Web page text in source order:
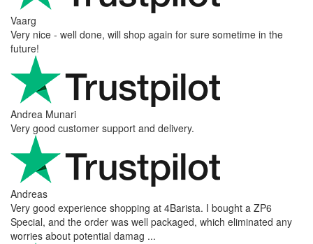
Vaarg
Very nice - well done, will shop again for sure sometime in the
future!
Andrea Munari
Very good customer support and delivery.
Andreas
Very good experience shopping at 4Barista. I bought a ZP6
Special, and the order was well packaged, which eliminated any
worries about potential damag ...